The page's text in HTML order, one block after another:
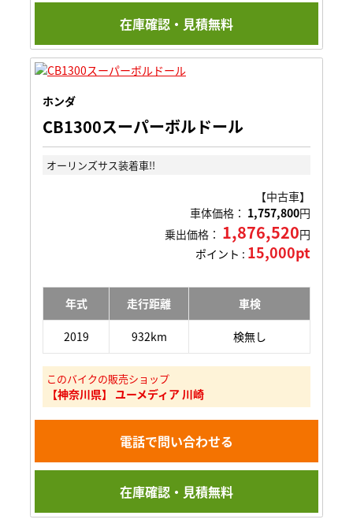
在庫確認・見積無料
ホンダ
CB1300スーパーボルドール
オーリンズサス装着車!!
【中古車】
車体価格： 1,757,800円
乗出価格： 1,876,520円
ポイント : 15,000pt
年式 走行距離 車検
2019 932km 検無し
このバイクの販売ショップ
【神奈川県】 ユーメディア 川崎
電話で問い合わせる
在庫確認・見積無料